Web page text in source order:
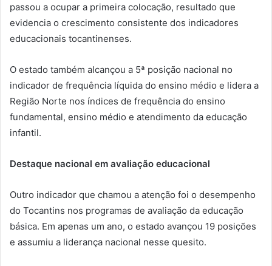
passou a ocupar a primeira colocação, resultado que
evidencia o crescimento consistente dos indicadores
educacionais tocantinenses.
O estado também alcançou a 5ª posição nacional no
indicador de frequência líquida do ensino médio e lidera a
Região Norte nos índices de frequência do ensino
fundamental, ensino médio e atendimento da educação
infantil.
Destaque nacional em avaliação educacional
Outro indicador que chamou a atenção foi o desempenho
do Tocantins nos programas de avaliação da educação
básica. Em apenas um ano, o estado avançou 19 posições
e assumiu a liderança nacional nesse quesito.